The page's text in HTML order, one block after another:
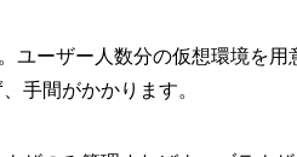
ユーザー人数分の仮想環境を
手間がかかります。